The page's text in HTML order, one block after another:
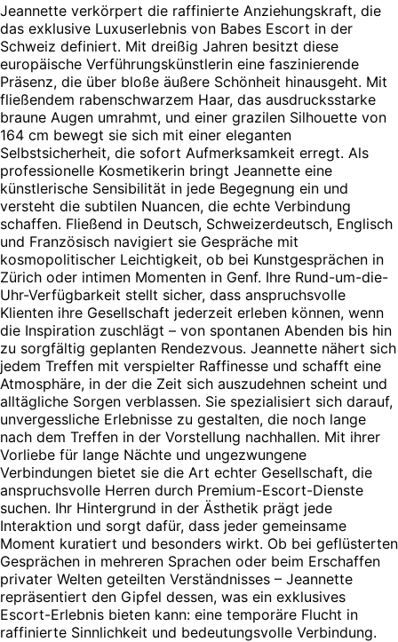
Jeannette verkörpert die raffinierte Anziehungskraft, die
das exklusive Luxuserlebnis von Babes Escort in der
Schweiz definiert. Mit dreißig Jahren besitzt diese
europäische Verführungskünstlerin eine faszinierende
Präsenz, die über bloße äußere Schönheit hinausgeht. Mit
fließendem rabenschwarzem Haar, das ausdrucksstarke
braune Augen umrahmt, und einer grazilen Silhouette von
164 cm bewegt sie sich mit einer eleganten
Selbstsicherheit, die sofort Aufmerksamkeit erregt. Als
professionelle Kosmetikerin bringt Jeannette eine
künstlerische Sensibilität in jede Begegnung ein und
versteht die subtilen Nuancen, die echte Verbindung
schaffen. Fließend in Deutsch, Schweizerdeutsch, Englisch
und Französisch navigiert sie Gespräche mit
kosmopolitischer Leichtigkeit, ob bei Kunstgesprächen in
Zürich oder intimen Momenten in Genf. Ihre Rund-um-die-
Uhr-Verfügbarkeit stellt sicher, dass anspruchsvolle
Klienten ihre Gesellschaft jederzeit erleben können, wenn
die Inspiration zuschlägt – von spontanen Abenden bis hin
zu sorgfältig geplanten Rendezvous. Jeannette nähert sich
jedem Treffen mit verspielter Raffinesse und schafft eine
Atmosphäre, in der die Zeit sich auszudehnen scheint und
alltägliche Sorgen verblassen. Sie spezialisiert sich darauf,
unvergessliche Erlebnisse zu gestalten, die noch lange
nach dem Treffen in der Vorstellung nachhallen. Mit ihrer
Vorliebe für lange Nächte und ungezwungene
Verbindungen bietet sie die Art echter Gesellschaft, die
anspruchsvolle Herren durch Premium-Escort-Dienste
suchen. Ihr Hintergrund in der Ästhetik prägt jede
Interaktion und sorgt dafür, dass jeder gemeinsame
Moment kuratiert und besonders wirkt. Ob bei geflüsterten
Gesprächen in mehreren Sprachen oder beim Erschaffen
privater Welten geteilten Verständnisses – Jeannette
repräsentiert den Gipfel dessen, was ein exklusives
Escort-Erlebnis bieten kann: eine temporäre Flucht in
raffinierte Sinnlichkeit und bedeutungsvolle Verbindung.